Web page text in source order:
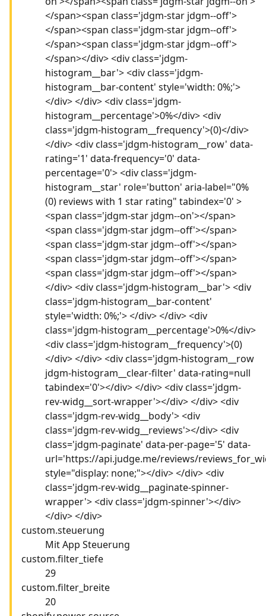
</span><span class='jdgm-star jdgm--off'>
</span><span class='jdgm-star jdgm--off'>
</span><span class='jdgm-star jdgm--off'>
</span></div> <div class='jdgm-
histogram__bar'> <div class='jdgm-
histogram__bar-content' style='width: 0%;'>
</div> </div> <div class='jdgm-
histogram__percentage'>0%</div> <div
class='jdgm-histogram__frequency'>(0)</div>
</div> <div class='jdgm-histogram__row' data-
rating='1' data-frequency='0' data-
percentage='0'> <div class='jdgm-
histogram__star' role='button' aria-label="0%
(0) reviews with 1 star rating" tabindex='0' >
<span class='jdgm-star jdgm--on'></span>
<span class='jdgm-star jdgm--off'></span>
<span class='jdgm-star jdgm--off'></span>
<span class='jdgm-star jdgm--off'></span>
<span class='jdgm-star jdgm--off'></span>
</div> <div class='jdgm-histogram__bar'> <div
class='jdgm-histogram__bar-content'
style='width: 0%;'> </div> </div> <div
class='jdgm-histogram__percentage'>0%</div>
<div class='jdgm-histogram__frequency'>(0)
</div> </div> <div class='jdgm-histogram__row
jdgm-histogram__clear-filter' data-rating=null
tabindex='0'></div> </div> <div class='jdgm-
rev-widg__sort-wrapper'></div> </div> <div
class='jdgm-rev-widg__body'> <div
class='jdgm-rev-widg__reviews'></div> <div
class='jdgm-paginate' data-per-page='5' data-
url='https://api.judge.me/reviews/
style="display: none;"></div> </div> <div
class='jdgm-rev-widg__paginate-spinner-
wrapper'> <div class='jdgm-spinner'></div>
</div> </div>
custom.steuerung
Mit App Steuerung
custom.filter_tiefe
29
custom.filter_breite
20